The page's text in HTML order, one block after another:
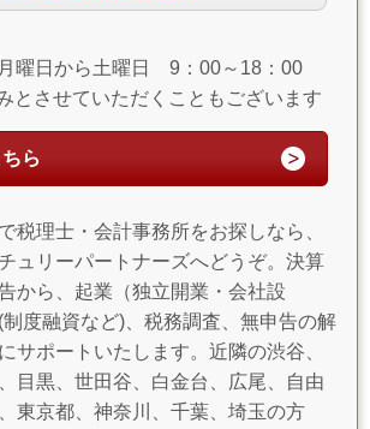
曜日から土曜日 9：00～18：00
とさせていただくこともございます
ら
税理士・会計事務所をお探しなら、
ュリーパートナーズへどうぞ。決算
から、起業（独立開業・会社設
度融資など)、税務調査、無申告の解
サポートいたします。近隣の渋谷、
目黒、世田谷、白金台、広尾、自由
東京都、神奈川、千葉、埼玉の方